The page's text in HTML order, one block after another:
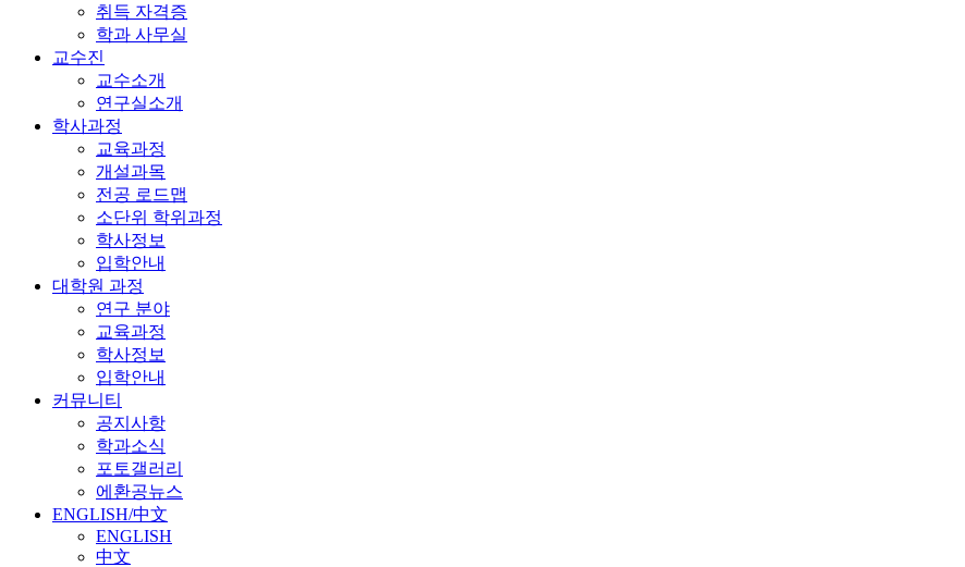
취득 자격증
학과 사무실
교수진
교수소개
연구실소개
학사과정
교육과정
개설과목
전공 로드맵
소단위 학위과정
학사정보
입학안내
대학원 과정
연구 분야
교육과정
학사정보
입학안내
커뮤니티
공지사항
학과소식
포토갤러리
에환공뉴스
ENGLISH/中文
ENGLISH
中文